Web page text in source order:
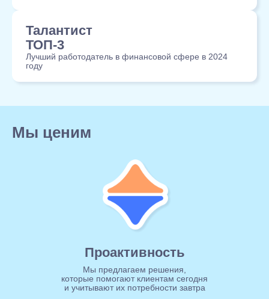
Талантист
ТОП-3
Лучший работодатель в финансовой сфере в 2024
году
Мы ценим
Проактивность
Мы предлагаем решения,
которые помогают клиентам сегодня
и учитывают их потребности завтра